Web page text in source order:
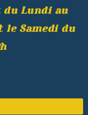
du Lundi au
le Samedi du